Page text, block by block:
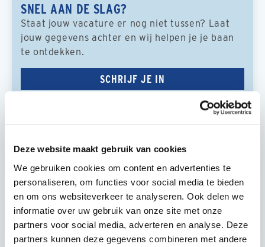
Deze website maakt gebruik van cookies
We gebruiken cookies om content en advertenties te
personaliseren, om functies voor social media te bieden
en om ons websiteverkeer te analyseren. Ook delen we
informatie over uw gebruik van onze site met onze
partners voor social media, adverteren en analyse. Deze
partners kunnen deze gegevens combineren met andere
SNEL AAN DE SLAG?
Staat jouw vacature er nog niet tussen? Laat
jouw gegevens achter en wij helpen je je baan
te ontdekken.
SCHRIJF JE IN
Timmerman 2
aan
zaan
Monteur Elektrotechniek
Amsterdam